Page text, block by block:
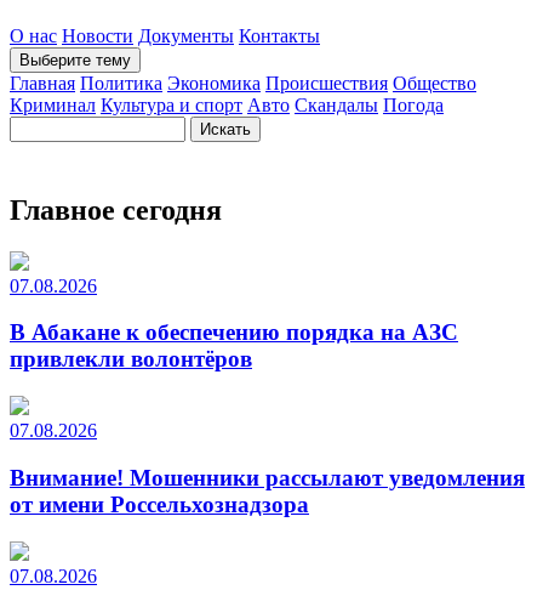
О нас Новости Документы Контакты
Выберите тему
Главная Политика Экономика Происшествия Общество
Криминал Культура и спорт Авто Скандалы Погода
Главное сегодня
07.08.2026
В Абакане к обеспечению порядка на АЗС
привлекли волонтёров
07.08.2026
Внимание! Мошенники рассылают уведомления
от имени Россельхознадзора
07.08.2026